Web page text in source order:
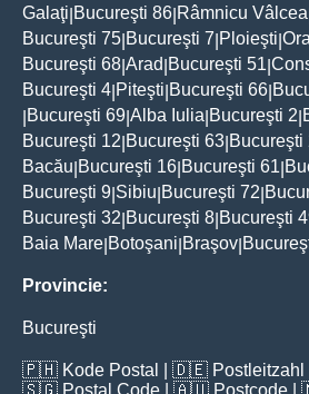
Galaţi Bucureşti 86 Râmnicu Vâlcea
Bucureşti 75 Bucureşti 7 Ploieşti
Bucureşti 68 Arad Bucureşti 51
Bucureşti 4 Piteşti Bucureşti 66
Bucureşti 69 Alba Iulia Bucureşti 2
Bucureşti 12 Bucureşti 63 Bucureşti
Bacău Bucureşti 16 Bucureşti 61
Bucureşti 9 Sibiu Bucureşti 72
Bucureşti 32 Bucureşti 8 Bucureşti
Baia Mare Botoşani Braşov
Provincie:
Bucureşti
🇵🇭 Kode Postal | 🇩🇪 Postleitzahl
🇸🇬 Postal Code | 🇦🇺 Postcode |